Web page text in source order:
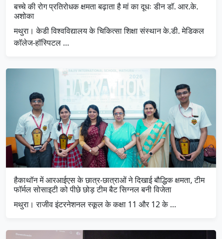
बच्चे की रोग प्रतिरोधक क्षमता बढ़ाता है मां का दूधः डीन डॉ. आर.के.
अशोका
मथुरा। केडी विश्वविद्यालय के चिकित्सा शिक्षा संस्थान के.डी. मेडिकल
कॉलेज-हॉस्पिटल …
हैकाथॉन में आरआईएस के छात्र-छात्राओं ने दिखाई बौद्धिक क्षमता, टीम
फॉर्मल सोसाइटी को पीछे छोड़ टीम बैट सिग्नल बनी विजेता
मथुरा। राजीव इंटरनेशनल स्कूल के कक्षा 11 और 12 के …